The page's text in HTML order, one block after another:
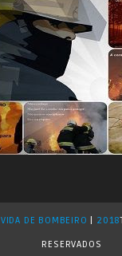
VIDA DE BOMBEIRO 2018
RESERVADOS